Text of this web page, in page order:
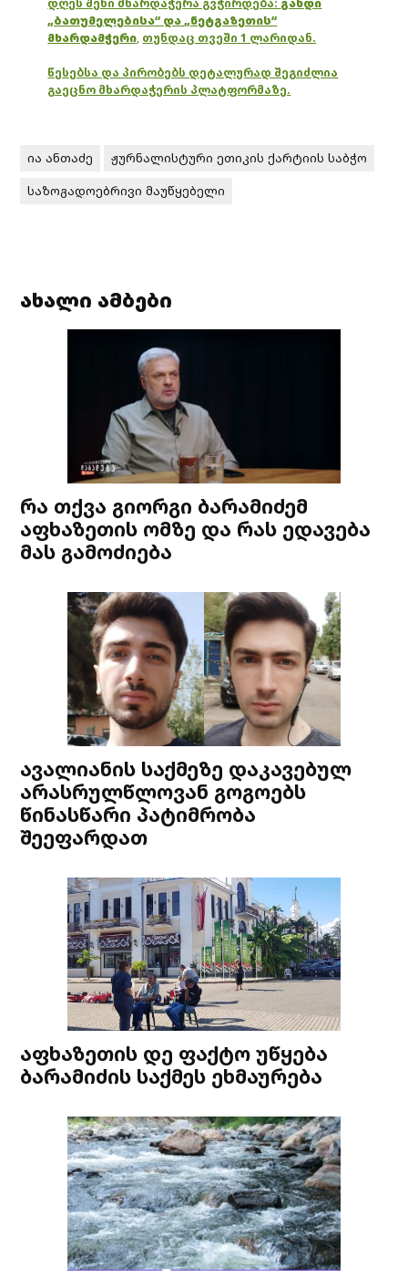
„ბათუმელებისა“ და „ნეტგაზეთის“
მხარდამჭერი, თუნდაც თვეში 1 ლარიდან.
წესებსა და პირობებს დეტალურად შეგიძლია
გაეცნო მხარდაჭერის პლატფორმაზე.
ია ანთაძე
ჟურნალისტური ეთიკის ქარტიის საბჭო
საზოგადოებრივი მაუწყებელი
ახალი ამბები
რა თქვა გიორგი ბარამიძემ
აფხაზეთის ომზე და რას ედავება
მას გამოძიება
ავალიანის საქმეზე დაკავებულ
არასრულწლოვან გოგოებს
წინასწარი პატიმრობა
შეეფარდათ
აფხაზეთის დე ფაქტო უწყება
ბარამიძის საქმეს ეხმაურება